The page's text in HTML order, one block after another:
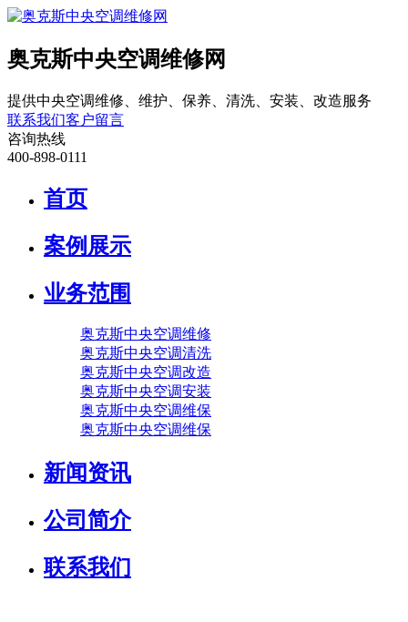
奥克斯中央空调维修网
提供中央空调维修、维护、保养、清洗、安装、改造服务
联系我们客户留言
咨询热线
400-898-0111
首页
案例展示
业务范围
奥克斯中央空调维修
奥克斯中央空调清洗
奥克斯中央空调改造
奥克斯中央空调安装
奥克斯中央空调维保
奥克斯中央空调维保
新闻资讯
公司简介
联系我们